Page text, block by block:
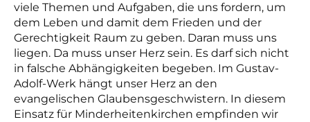
viele Themen und Aufgaben, die uns fordern, um
dem Leben und damit dem Frieden und der
Gerechtigkeit Raum zu geben. Daran muss uns
liegen. Da muss unser Herz sein. Es darf sich nicht
in falsche Abhängigkeiten begeben. Im Gustav-
Adolf-Werk hängt unser Herz an den
evangelischen Glaubensgeschwistern. In diesem
Einsatz für Minderheitenkirchen empfinden wir